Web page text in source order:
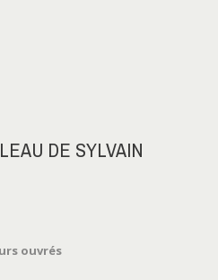
DE SYLVAIN
ouvrés